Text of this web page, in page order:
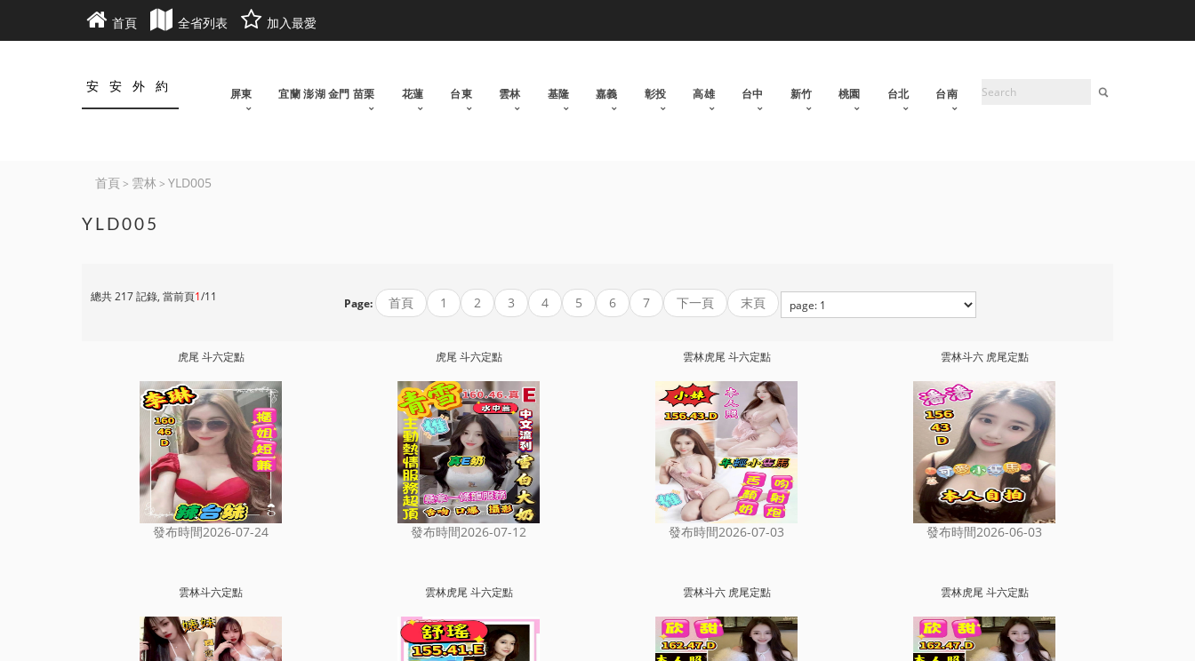
首頁 全省列表 加入最愛
安安外約
屏東 宜蘭 澎湖 金門 苗栗 花蓮 台東 雲林 基隆 嘉義 彰投 高雄 台中 新竹 桃園 台北 台南
首頁> 雲林> YLD005
YLD005
Page:
總共 217 記錄, 當前頁1/11 首頁 1 2 3 4 5 6 7 下一頁 末頁
虎尾 斗六定點
發布時間2026-07-24
虎尾 斗六定點
發布時間2026-07-12
雲林虎尾 斗六定點
發布時間2026-07-03
雲林斗六 虎尾定點
發布時間2026-06-03
雲林斗六定點 雲林虎尾 斗六定點 雲林斗六 虎尾定點 雲林虎尾 斗六定點